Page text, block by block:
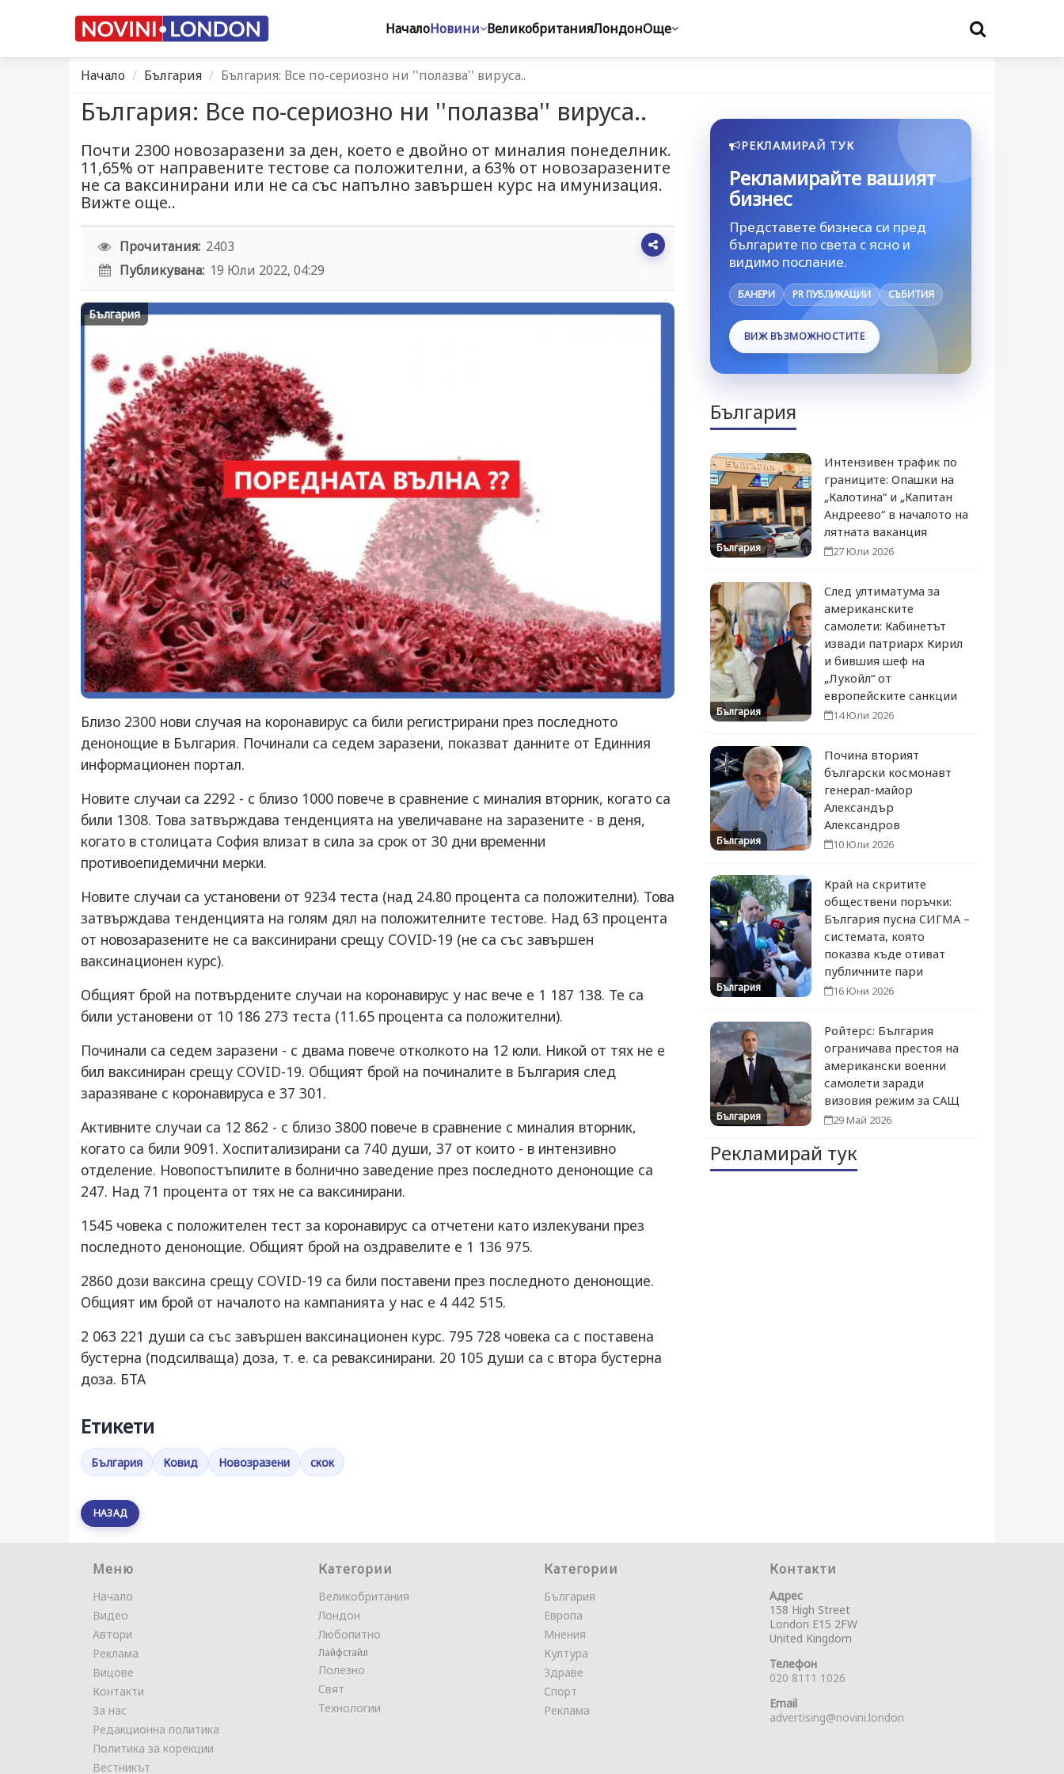
НачалоНовини ВеликобританияЛондонОще
Начало България България: Все по-сериозно ни ''полазва'' вируса..
България: Все по-сериозно ни ''полазва'' вируса..
Почти 2300 новозаразени за ден, което е двойно от миналия понеделник.
11,65% от направените тестове са положителни, а 63% от новозаразените
не са ваксинирани или не са със напълно завършен курс на имунизация.
Вижте още..
Прочитания: 2403
Публикувана: 19 Юли 2022, 04:29
България
Близо 2300 нови случая на коронавирус са били регистрирани през последното
денонощие в България. Починали са седем заразени, показват данните от Единния
информационен портал.
Новите случаи са 2292 - с близо 1000 повече в сравнение с миналия вторник, когато са
били 1308. Това затвърждава тенденцията на увеличаване на заразените - в деня,
когато в столицата София влизат в сила за срок от 30 дни временни
противоепидемични мерки.
Новите случаи са установени от 9234 теста (над 24.80 процента са положителни). Това
затвърждава тенденцията на голям дял на положителните тестове. Над 63 процента
от новозаразените не са ваксинирани срещу COVID-19 (не са със завършен
ваксинационен курс).
Общият брой на потвърдените случаи на коронавирус у нас вече е 1 187 138. Те са
били установени от 10 186 273 теста (11.65 процента са положителни).
Починали са седем заразени - с двама повече отколкото на 12 юли. Никой от тях не е
бил ваксиниран срещу COVID-19. Общият брой на починалите в България след
заразяване с коронавируса е 37 301.
Активните случаи са 12 862 - с близо 3800 повече в сравнение с миналия вторник,
когато са били 9091. Хоспитализирани са 740 души, 37 от които - в интензивно
отделение. Новопостъпилите в болнично заведение през последното денонощие са
247. Над 71 процента от тях не са ваксинирани.
1545 човека с положителен тест за коронавирус са отчетени като излекувани през
последното денонощие. Общият брой на оздравелите е 1 136 975.
2860 дози ваксина срещу COVID-19 са били поставени през последното денонощие.
Общият им брой от началото на кампанията у нас е 4 442 515.
2 063 221 души са със завършен ваксинационен курс. 795 728 човека са с поставена
бустерна (подсилваща) доза, т. е. са реваксинирани. 20 105 души са с втора бустерна
доза. БТА
Етикети
България Ковид Новозразени скок
НАЗАД
РЕКЛАМИРАЙ ТУК
Рекламирайте вашият
бизнес
Представете бизнеса си пред
българите по света с ясно и
видимо послание.
БАНЕРИ PR ПУБЛИКАЦИИ СЪБИТИЯ
ВИЖ ВЪЗМОЖНОСТИТЕ
България
България
Интензивен трафик по
границите: Опашки на
„Калотина“ и „Капитан
Андреево“ в началото на
лятната ваканция
27 Юли 2026
България
След ултиматума за
американските
самолети: Кабинетът
извади патриарх Кирил
и бившия шеф на
„Лукойл“ от
европейските санкции
14 Юли 2026
България
Почина вторият
български космонавт
генерал-майор
Александър
Александров
10 Юли 2026
България
Край на скритите
обществени поръчки:
България пусна СИГМА –
системата, която
показва къде отиват
публичните пари
16 Юни 2026
България
Ройтерс: България
ограничава престоя на
американски военни
самолети заради
визовия режим за САЩ
29 Май 2026
Рекламирай тук
Меню
Начало
Видео
Автори
Реклама
Вицове
Контакти
За нас
Редакционна политика
Политика за корекции
Вестникът
Категории
Великобритания
Лондон
Любопитно
Лайфстайл
Полезно
Свят
Технологии
Категории
България
Европа
Мнения
Култура
Здраве
Спорт
Реклама
Контакти
Адрес
158 High Street
London E15 2FW
United Kingdom
Телефон
020 8111 1026
Email
advertising@novini.london